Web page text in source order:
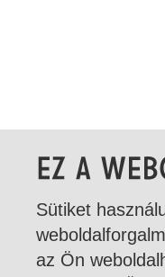
Sütiket
az Ön